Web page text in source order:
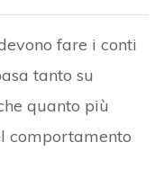
fare i conti
tanto su
quanto più
comportamento